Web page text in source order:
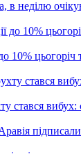
в неділю
10%
стався вибух: